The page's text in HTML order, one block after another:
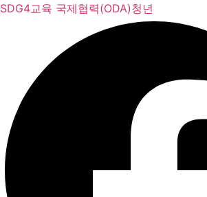
SDG4교육 국제협력(ODA)청년